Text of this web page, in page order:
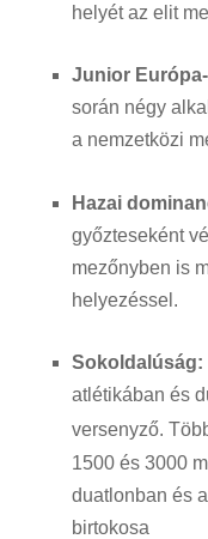
helyét az elit
Junior
során négy
a nemzetközi
Hazai
győzteseként
mezőnyben is
helyezéssel .
Sokoldalúság:
atlétikában és
versenyző.
1500 és 3000
duatlonban és
birtokosa